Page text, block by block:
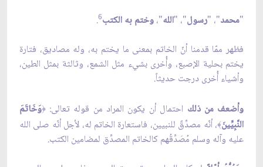
"محمد"، "رسول"، "الله"،وختم به الكتب6
.
فظهر ممّا قدمنا أنّ الخاتم بمعنى ما يختم به، وله مصاديق، فتارة
يختم بحلية الإصبع، وأُخرى بشيء مثل الشمع، وثالثة بمثل الطين،
وأشياء أُخرى درجت حديثاً.
وأضعف من ذلك احتمال أن يكون المراد من قوله تعالى:﴿وَخَاتَمَ
النَّبِيِّينَ﴾، أنّه مصدِّقٌ للنبيين، فاستعارة الخاتم له، لأجل أنّه صلى الله
عليه وآله وسلم مُصَدِّقُهم كالخاتم المصدِّق لمضامين الكتب.